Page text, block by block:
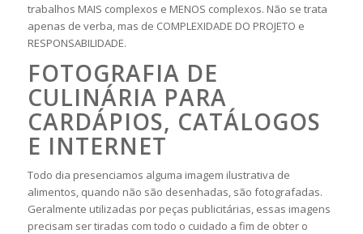
trabalhos MAIS complexos e MENOS complexos. Não se trata
apenas de verba, mas de COMPLEXIDADE DO PROJETO e
RESPONSABILIDADE.
FOTOGRAFIA DE
CULINÁRIA PARA
CARDÁPIOS, CATÁLOGOS
E INTERNET
Todo dia presenciamos alguma imagem ilustrativa de
alimentos, quando não são desenhadas, são fotografadas.
Geralmente utilizadas por peças publicitárias, essas imagens
precisam ser tiradas com todo o cuidado a fim de obter o